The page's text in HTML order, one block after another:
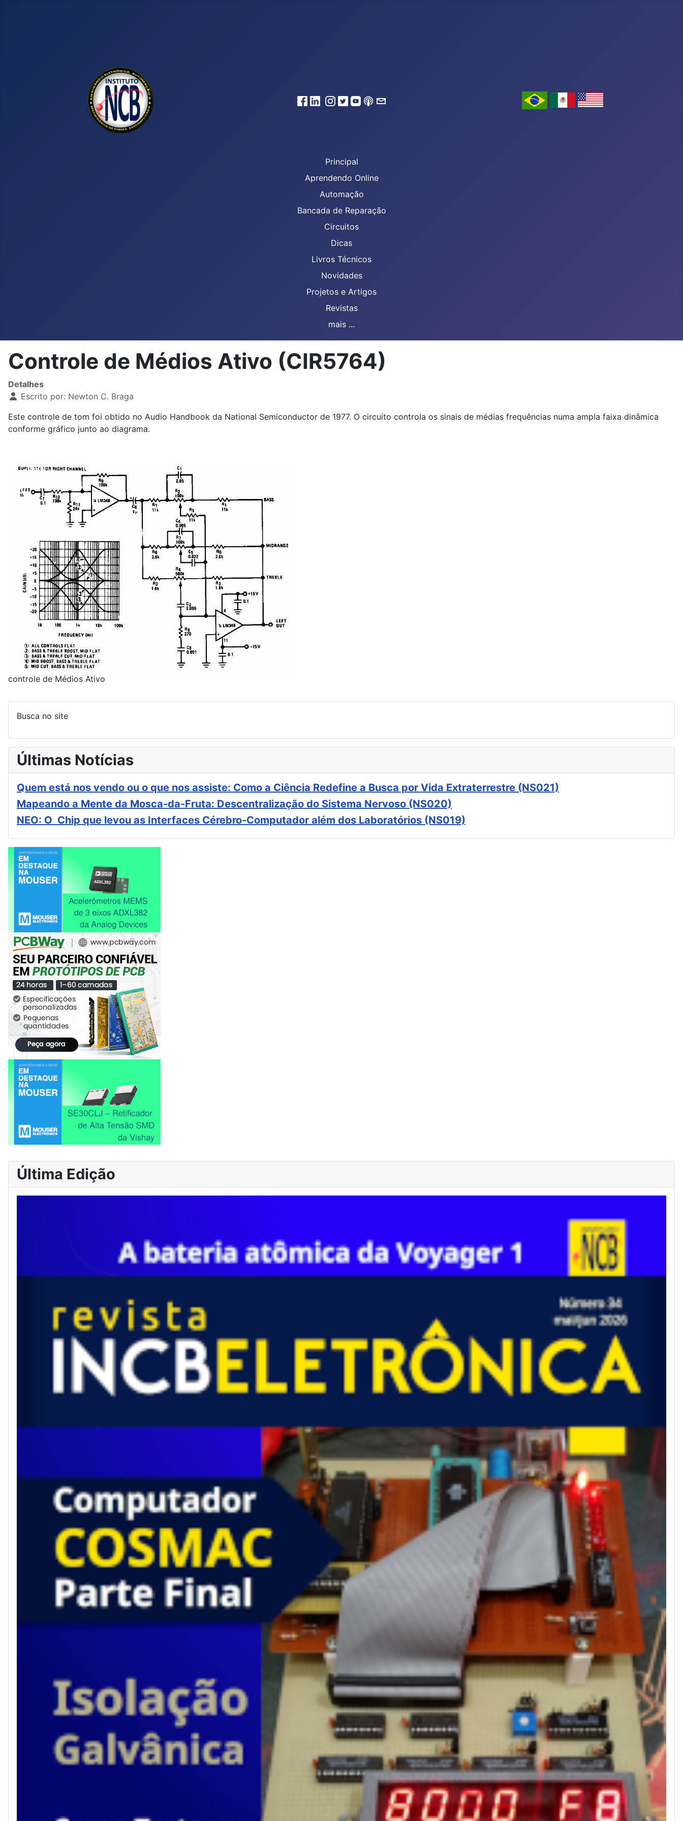
Principal
Aprendendo Online
Automação
Bancada de Reparação
Circuitos
Dicas
Livros Técnicos
Novidades
Projetos e Artigos
Revistas
mais ...
Controle de Médios Ativo (CIR5764)
Detalhes
Escrito por: Newton C. Braga
Este controle de tom foi obtido no Audio Handbook da National Semiconductor de 1977. O circuito controla os sinais de médias frequências numa ampla faixa dinâmica
conforme gráfico junto ao diagrama.
controle de Médios Ativo
Busca no site
Últimas Notícias
Quem está nos vendo ou o que nos assiste: Como a Ciência Redefine a Busca por Vida Extraterrestre (NS021)
Mapeando a Mente da Mosca-da-Fruta: Descentralização do Sistema Nervoso (NS020)
NEO: O Chip que levou as Interfaces Cérebro-Computador além dos Laboratórios (NS019)
Última Edição